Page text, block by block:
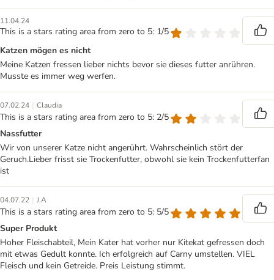
11.04.24
This is a stars rating area from zero to 5: 1/5
Katzen mögen es nicht
Meine Katzen fressen lieber nichts bevor sie dieses futter anrühren.
Musste es immer weg werfen.
07.02.24 | Claudia
This is a stars rating area from zero to 5: 2/5
Nassfutter
Wir von unserer Katze nicht angerührt. Wahrscheinlich stört der
Geruch.Lieber frisst sie Trockenfutter, obwohl sie kein Trockenfutterfan
ist
04.07.22 | J.A
This is a stars rating area from zero to 5: 5/5
Super Produkt
Hoher Fleischabteil, Mein Kater hat vorher nur Kitekat gefressen doch
mit etwas Gedult konnte. Ich erfolgreich auf Carny umstellen. VIEL
Fleisch und kein Getreide. Preis Leistung stimmt.